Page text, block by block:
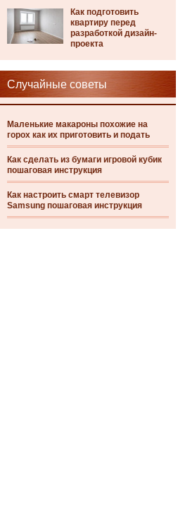
Как подготовить
квартиру перед
разработкой дизайн-
проекта
Случайные советы
Маленькие макароны похожие на
горох как их приготовить и подать
Как сделать из бумаги игровой кубик
пошаговая инструкция
Как настроить смарт телевизор
Samsung пошаговая инструкция